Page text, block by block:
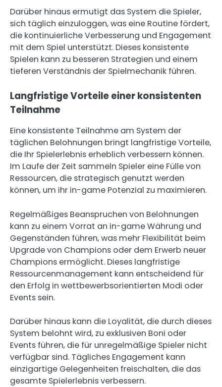
Darüber hinaus ermutigt das System die Spieler,
sich täglich einzuloggen, was eine Routine fördert,
die kontinuierliche Verbesserung und Engagement
mit dem Spiel unterstützt. Dieses konsistente
Spielen kann zu besseren Strategien und einem
tieferen Verständnis der Spielmechanik führen.
Langfristige Vorteile einer konsistenten
Teilnahme
Eine konsistente Teilnahme am System der
täglichen Belohnungen bringt langfristige Vorteile,
die Ihr Spielerlebnis erheblich verbessern können.
Im Laufe der Zeit sammeln Spieler eine Fülle von
Ressourcen, die strategisch genutzt werden
können, um ihr in-game Potenzial zu maximieren.
Regelmäßiges Beanspruchen von Belohnungen
kann zu einem Vorrat an in-game Währung und
Gegenständen führen, was mehr Flexibilität beim
Upgrade von Champions oder dem Erwerb neuer
Champions ermöglicht. Dieses langfristige
Ressourcenmanagement kann entscheidend für
den Erfolg in wettbewerbsorientierten Modi oder
Events sein.
Darüber hinaus kann die Loyalität, die durch dieses
System belohnt wird, zu exklusiven Boni oder
Events führen, die für unregelmäßige Spieler nicht
verfügbar sind. Tägliches Engagement kann
einzigartige Gelegenheiten freischalten, die das
gesamte Spielerlebnis verbessern.